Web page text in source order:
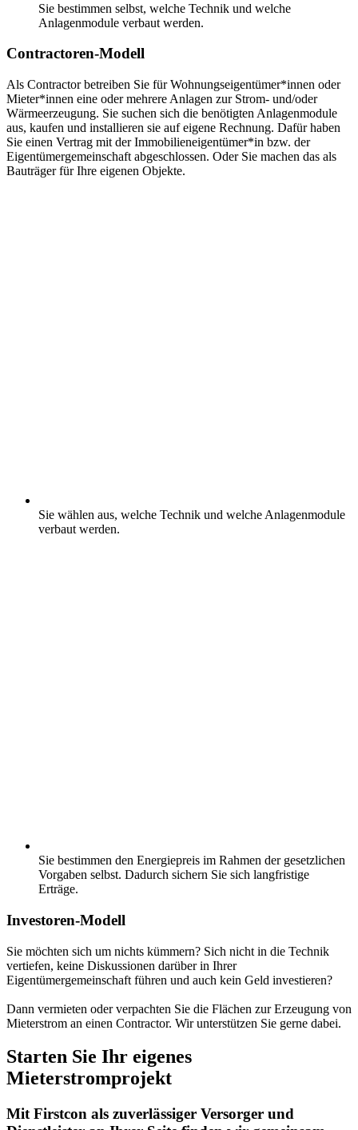
Sie bestimmen selbst, welche Technik und welche
Anlagenmodule verbaut werden.
Contractoren-Modell
Als Contractor betreiben Sie für Wohnungseigentümer*innen oder
Mieter*innen eine oder mehrere Anlagen zur Strom- und/oder
Wärmeerzeugung. Sie suchen sich die benötigten Anlagenmodule
aus, kaufen und installieren sie auf eigene Rechnung. Dafür haben
Sie einen Vertrag mit der Immobilieneigentümer*in bzw. der
Eigentümergemeinschaft abgeschlossen. Oder Sie machen das als
Bauträger für Ihre eigenen Objekte.
Sie wählen aus, welche Technik und welche Anlagenmodule
verbaut werden.
Sie bestimmen den Energiepreis im Rahmen der gesetzlichen
Vorgaben selbst. Dadurch sichern Sie sich langfristige
Erträge.
Investoren-Modell
Sie möchten sich um nichts kümmern? Sich nicht in die Technik
vertiefen, keine Diskussionen darüber in Ihrer
Eigentümergemeinschaft führen und auch kein Geld investieren?
Dann vermieten oder verpachten Sie die Flächen zur Erzeugung von
Mieterstrom an einen Contractor. Wir unterstützen Sie gerne dabei.
Starten Sie Ihr eigenes
Mieterstromprojekt
Mit Firstcon als zuverlässiger Versorger und